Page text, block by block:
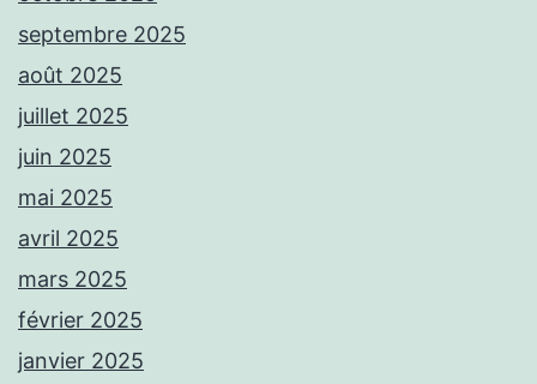
septembre 2025
août 2025
juillet 2025
juin 2025
mai 2025
avril 2025
mars 2025
février 2025
janvier 2025